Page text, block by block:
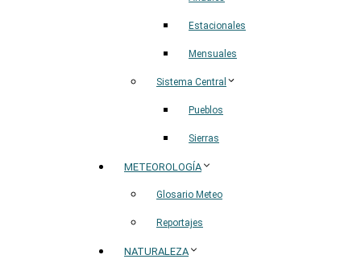
Estacionales
Mensuales
Sistema Central
Pueblos
Sierras
METEOROLOGÍA
Glosario Meteo
Reportajes
NATURALEZA